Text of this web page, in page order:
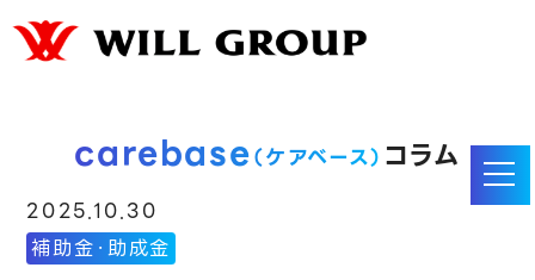
carebase（ケアベース） コラム
2025.10.30
補助金・助成金